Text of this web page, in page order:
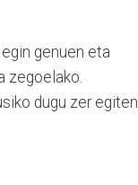
genuen eta
zegoelako.
dugu zer egiten